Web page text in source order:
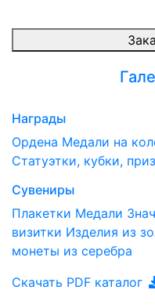
Награды
Ордена Медали на
Статуэтки, кубки,
Сувениры
Плакетки Медали
визитки Изделия из
монеты из серебра
Скачать PDF каталог